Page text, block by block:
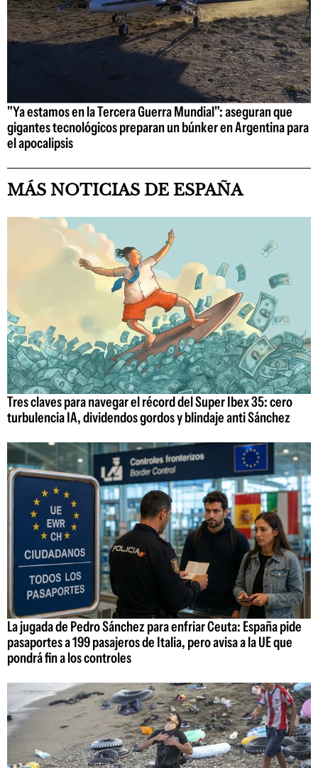
"Ya estamos en la Tercera Guerra Mundial": aseguran que
gigantes tecnológicos preparan un búnker en Argentina para
el apocalipsis
MÁS NOTICIAS DE ESPAÑA
Tres claves para navegar el récord del Super Ibex 35: cero
turbulencia IA, dividendos gordos y blindaje anti Sánchez
La jugada de Pedro Sánchez para enfriar Ceuta: España pide
pasaportes a 199 pasajeros de Italia, pero avisa a la UE que
pondrá fin a los controles